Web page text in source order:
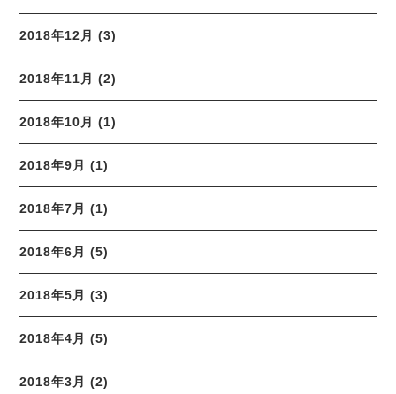
2018年12月 (3)
2018年11月 (2)
2018年10月 (1)
2018年9月 (1)
2018年7月 (1)
2018年6月 (5)
2018年5月 (3)
2018年4月 (5)
2018年3月 (2)